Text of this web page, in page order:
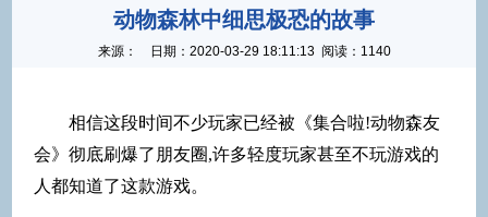
动物森林中细思极恐的故事
来源： 日期： 2020-03-29 18:11:13 阅读：1140
相信这段时间不少玩家已经被《集合啦!动物森友
会》彻底刷爆了朋友圈,许多轻度玩家甚至不玩游戏的
人都知道了这款游戏。